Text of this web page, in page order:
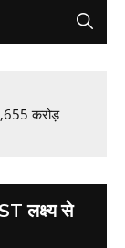
करोड़
लक्ष्य से